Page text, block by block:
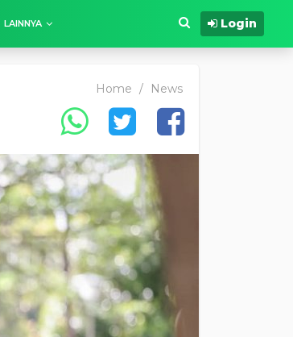
LAINNYA Login
Home / News